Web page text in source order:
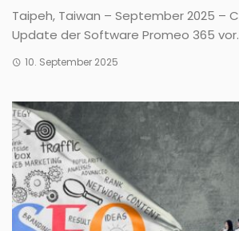
Taipeh, Taiwan – September 2025 –
Update der Software Promeo 365 vor.
10. September 2025